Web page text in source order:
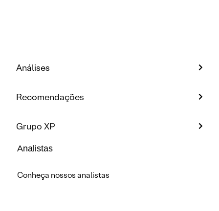
Análises
Recomendações
Grupo XP
Analistas
Conheça nossos analistas